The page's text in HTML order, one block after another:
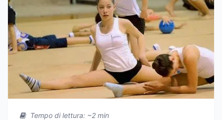
Tempo di lettura: ~2 min